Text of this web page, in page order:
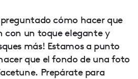
cómo hacer que
con un toque elegante y
más! Estamos a punto
que el fondo de una foto
Prepárate para